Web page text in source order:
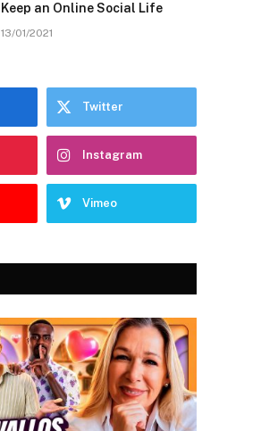
Keep an Online Social Life
13/01/2021
Twitter
Instagram
Vimeo